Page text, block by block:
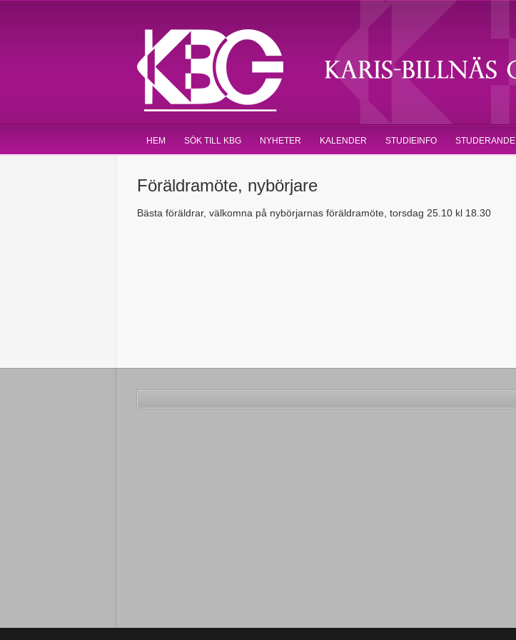
HEM SÖK TILL KBG NYHETER KALENDER STUDIEINFO STUDERANDE
Föräldramöte, nybörjare
Bästa föräldrar, välkomna på nybörjarnas föräldramöte, torsdag 25.10 kl 18.30